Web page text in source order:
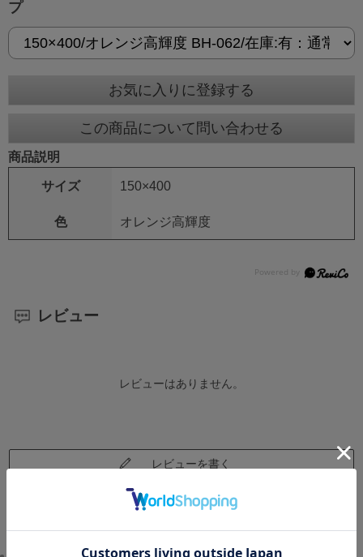
プ
お気に入りに登録する
この商品について問い合わせる
商品説明
サイズ 150×400
色 オレンジ高輝度
レビュー
レビューはありません。
レビューを書く